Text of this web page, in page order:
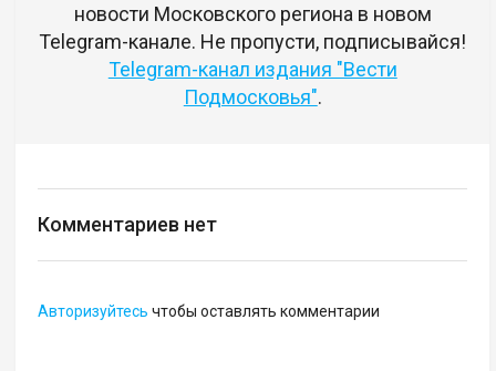
новости Московского региона в новом
Telegram-канале. Не пропусти, подписывайся!
Telegram-канал издания "Вести
Подмосковья".
Комментариев нет
Авторизуйтесь чтобы оставлять комментарии